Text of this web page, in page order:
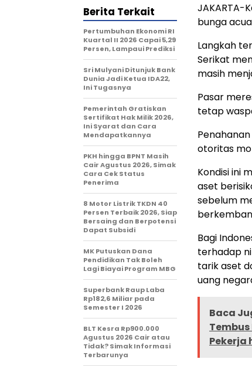
JAKARTA-
bunga
Langkah
Serikat
masih
Pasar
tetap
otoritas
Kondisi ini
aset
sebelum
Bagi
terhadap
tarik aset
uang
Baca
Pekerja
Berita Terkait
Pertumbuhan Ekonomi RI
Kuartal II 2026 Capai 5,29
Persen, Lampaui Prediksi
Sri Mulyani Ditunjuk Bank
Dunia Jadi Ketua IDA22,
Ini Tugasnya
Pemerintah Gratiskan
Sertifikat Hak Milik 2026,
Ini Syarat dan Cara
Mendapatkannya
PKH hingga BPNT Masih
Cair Agustus 2026, Simak
Cara Cek Status
Penerima
8 Motor Listrik TKDN 40
Persen Terbaik 2026, Siap
Bersaing dan Berpotensi
Dapat Subsidi
MK Putuskan Dana
Pendidikan Tak Boleh
Lagi Biayai Program MBG
Superbank Raup Laba
Rp182,6 Miliar pada
Semester I 2026
BLT Kesra Rp900.000
Agustus 2026 Cair atau
Tidak? Simak Informasi
Terbarunya